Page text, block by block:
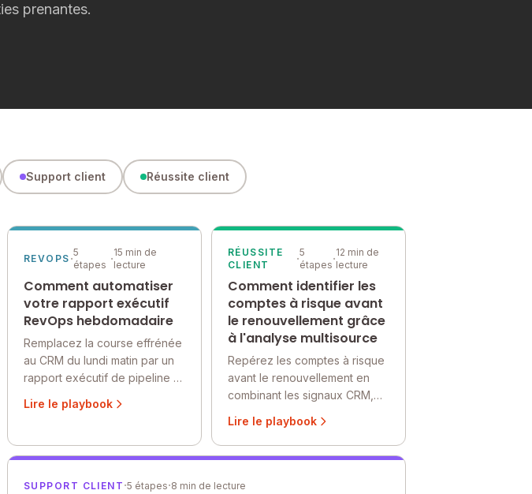
prenantes.
Support client Réussite client
REVOPS ·5
étapes ·15 min de
lecture
Comment automatiser
votre rapport exécutif
RevOps hebdomadaire
Remplacez la course effrénée
au CRM du lundi matin par un
rapport exécutif de pipeline et
toujours à jour. Créez-le une
ponctuellement chaque
semaine.
Lire le playbook
SUPPORT CLIENT ·5 étapes·8 min de lecture
RÉUSSITE
CLIENT
·5
étapes·12 min de
lecture
Comment identifier les
comptes à risque avant
le renouvellement grâce
à l'analyse multisource
Repérez les comptes à risque
avant le renouvellement en
combinant les signaux CRM,
d'engagement au même
endroit. Un guide étape par
étape pour construire un
système d'alerte précoce
Lire le playbook